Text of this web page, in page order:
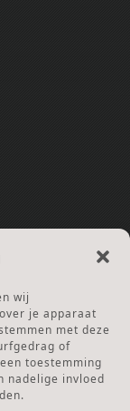
wij
je apparaat
met deze
of
toestemming
nadelige invloed